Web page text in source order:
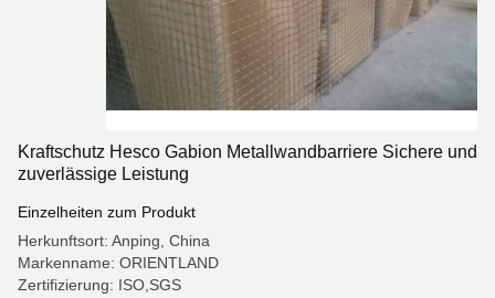
Kraftschutz Hesco Gabion Metallwandbarriere Sichere und
zuverlässige Leistung
Einzelheiten zum Produkt
Herkunftsort: Anping, China
Markenname: ORIENTLAND
Zertifizierung: ISO,SGS